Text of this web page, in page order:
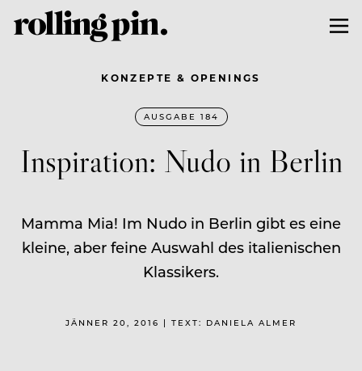
KONZEPTE & OPENINGS
AUSGABE 184
Inspiration: Nudo in Berlin
Mamma Mia! Im Nudo in Berlin gibt es eine
kleine, aber feine Auswahl des italienischen
Klassikers.
JÄNNER 20, 2016 | TEXT: DANIELA ALMER